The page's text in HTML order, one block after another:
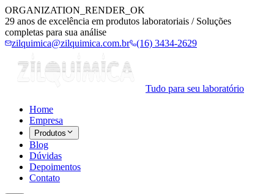
ORGANIZATION_RENDER_OK
29 anos de excelência em produtos laboratoriais / Soluções
completas para sua análise
zilquimica@zilquimica.com.br
(16) 3434-2629
Tudo para seu laboratório
Home
Empresa
Produtos
Blog
Dúvidas
Depoimentos
Contato